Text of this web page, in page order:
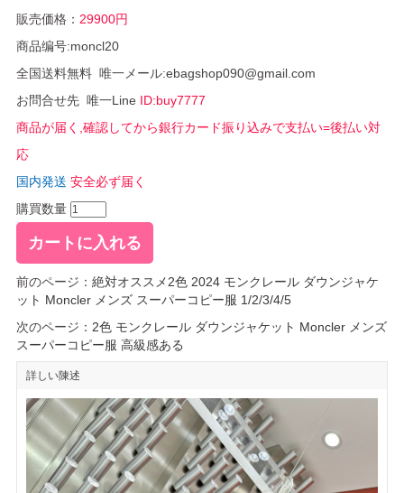
販売価格： 29900円
商品编号:moncl20
全国送料無料 唯一メール:ebagshop090@gmail.com
お問合せ先 唯一Line ID:buy7777
商品が届く,確認してから銀行カード振り込みで支払い=後払い対
応
国内発送 安全必ず届く
購買数量
前のページ： 絶対オススメ2色 2024 モンクレール ダウンジャケ
ット Moncler メンズ スーパーコピー服 1/2/3/4/5
次のページ： 2色 モンクレール ダウンジャケット Moncler メンズ
スーパーコピー服 高級感ある
詳しい陳述